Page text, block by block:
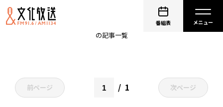
番組表
の記事一覧
前ページ 1 次ページ